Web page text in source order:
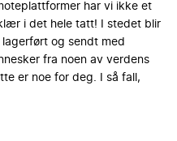
har vi ikke et
i det hele tatt! I stedet blir
og sendt med
fra noen av verdens
er noe for deg. I så fall,